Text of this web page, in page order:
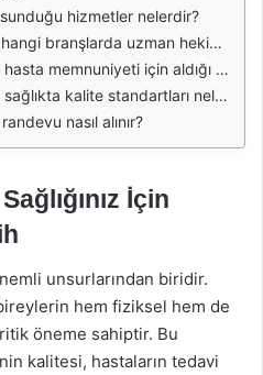
hizmetler nelerdir?
uzman hekimler bulunmaktadır?
için aldığı önlemler nelerdir?
kalite standartları nelerdir?
nasıl alınır?
İçin
unsurlarından biridir.
hem fiziksel hem de
öneme sahiptir. Bu
kalitesi, hastaların tedavi